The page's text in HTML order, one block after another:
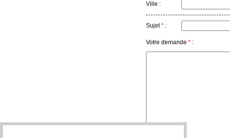
Ville :
Sujet* :
Votre demande * :